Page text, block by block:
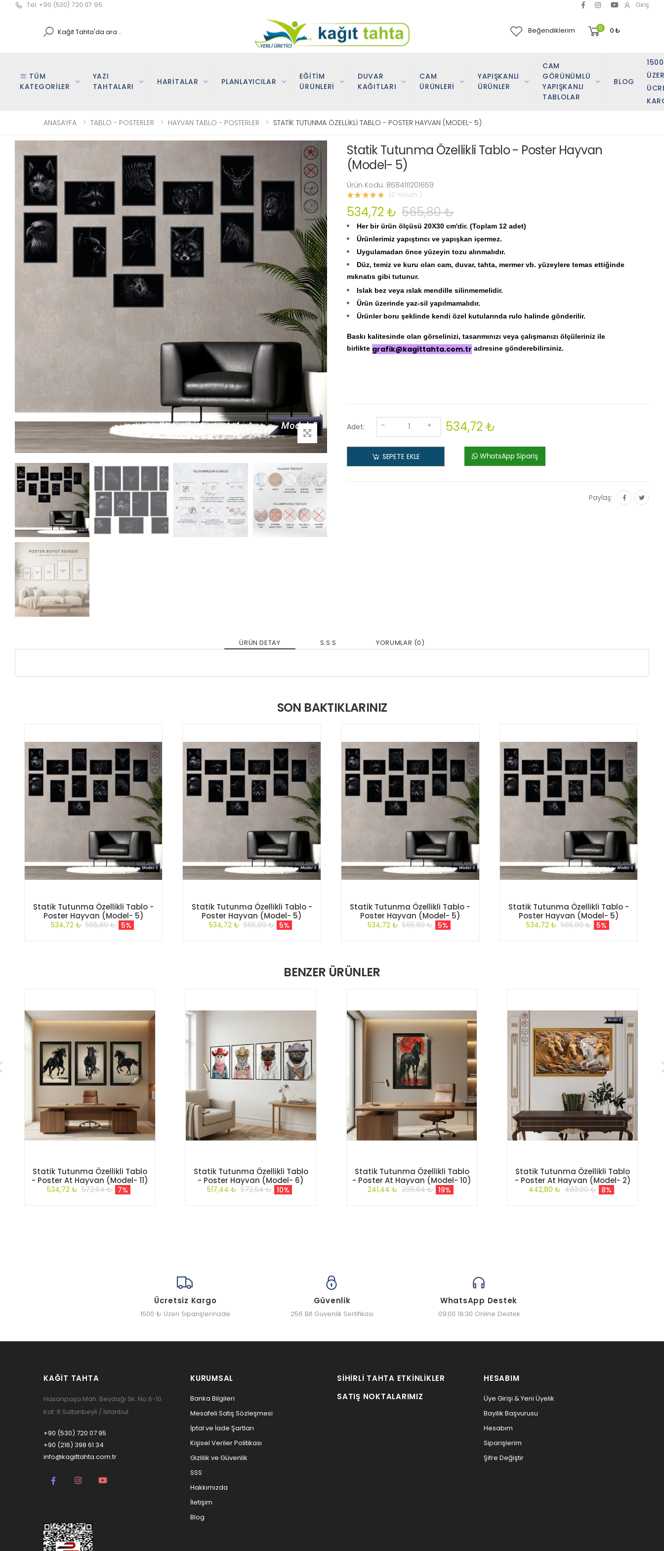
Tel: +90 (530) 720 07 95 Giriş
Beğendiklerim 0 0₺
TÜM
KATEGORİLER
YAZI
TAHTALARI
HARİTALAR PLANLAYICILAR
EĞİTİM
ÜRÜNLERİ
DUVAR
KAĞITLARI
CAM
ÜRÜNLERİ
YAPIŞKANLI
ÜRÜNLER
CAM
GÖRÜNÜMLÜ
YAPIŞKANLI
TABLOLAR
BLOG
ANASAYFA TABLO - POSTERLER HAYVAN TABLO - POSTERLER STATİK TUTUNMA ÖZELLİKLİ TABLO - POSTER HAYVAN (MODEL- 5)
Statik Tutunma Özellikli Tablo - Poster Hayvan
(Model- 5)
Ürün Kodu: 8684111201659
(0 Yorum )
534,72 ₺ 565,80 ₺
Her bir ürün ölçüsü 20X30 cm'dir. (Toplam 12 adet)
Ürünlerimiz yapıştırıcı ve yapışkan içermez.
Uygulamadan önce yüzeyin tozu alınmalıdır.
Düz, temiz ve kuru olan cam, duvar, tahta, mermer vb. yüzeylere temas ettiğinde
mıknatıs gibi tutunur.
Islak bez veya ıslak mendille silinmemelidir.
Ürün üzerinde yaz-sil yapılmamalıdır.
Ürünler boru şeklinde kendi özel kutularında rulo halinde gönderilir.
Baskı kalitesinde olan görselinizi, tasarımınızı veya çalışmanızı ölçüleriniz ile
birlikte grafik@kagittahta.com.tr adresine gönderebilirsiniz.
Adet: 534,72 ₺
SEPETE EKLE WhatsApp Sipariş
Paylaş:
ÜRÜN DETAY S.S.S YORUMLAR (0)
SON BAKTIKLARINIZ
Statik Tutunma Özellikli Tablo -
Poster Hayvan (Model- 5)
534,72 ₺ 565,80 ₺ 5%
Statik Tutunma Özellikli Tablo -
Poster Hayvan (Model- 5)
534,72 ₺ 565,80 ₺ 5%
Statik Tutunma Özellikli Tablo -
Poster Hayvan (Model- 5)
534,72 ₺ 565,80 ₺ 5%
Statik Tutunma Özellikli Tablo -
Poster Hayvan (Model- 5)
534,72 ₺ 565,80 ₺ 5%
BENZER ÜRÜNLER
Statik Tutunma Özellikli Tablo
- Poster At Hayvan (Model- 11)
534,72 ₺ 572,64 ₺ 7%
Statik Tutunma Özellikli Tablo
- Poster Hayvan (Model- 6)
517,44 ₺ 572,64 ₺ 10%
Statik Tutunma Özellikli Tablo
- Poster At Hayvan (Model- 10)
241,44 ₺ 296,64 ₺ 19%
Statik Tutunma Özellikli Tablo
- Poster At Hayvan (Model- 2)
442,80 ₺ 483,00 ₺ 8%
Ücretsiz Kargo
1500 ₺ Üzeri Siparişlerinizde
Güvenlik
256 Bit Güvenlik Sertifikası
WhatsApp Destek
09:00 18:30 Online Destek
KAĞIT TAHTA
Hasanpaşa Mah. Beydağı Sk. No:6-10
Kat: 6 Sultanbeyli / İstanbul
+90 (530) 720 07 95
+90 (216) 398 61 34
info@kagittahta.com.tr
KURUMSAL
Banka Bilgileri
Mesafeli Satış Sözleşmesi
İptal ve İade Şartları
Kişisel Veriler Politikası
Gizlilik ve Güvenlik
SSS
Hakkımızda
İletişim
Blog
SIHIRLI TAHTA ETKINLIKLER
SATIŞ NOKTALARIMIZ
HESABIM
Üye Girişi & Yeni Üyelik
Bayilik Başvurusu
Hesabım
Siparişlerim
Şifre Değiştir